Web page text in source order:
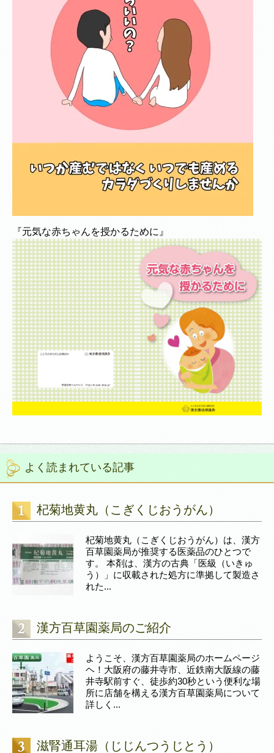
『元気な赤ちゃんを授かるために』
よく読まれている記事
杞菊地黄丸（こぎくじおうがん）
杞菊地黄丸（こぎくじおうがん）は、漢方
百草園薬局が推奨する医薬品のひとつで
す。 本剤は、漢方の古典「医級（いきゅ
う）」に収載された処方に準拠して製造さ
れた...
漢方百草園薬局のご紹介
ようこそ、漢方百草園薬局のホームページ
ヘ！大阪府の藤井寺市、近鉄南大阪線の藤
井寺駅前すぐ、徒歩約30秒という便利な場
所に店舗を構える漢方百草園薬局について
詳しく...
滋腎通耳湯（じじんつうじとう）